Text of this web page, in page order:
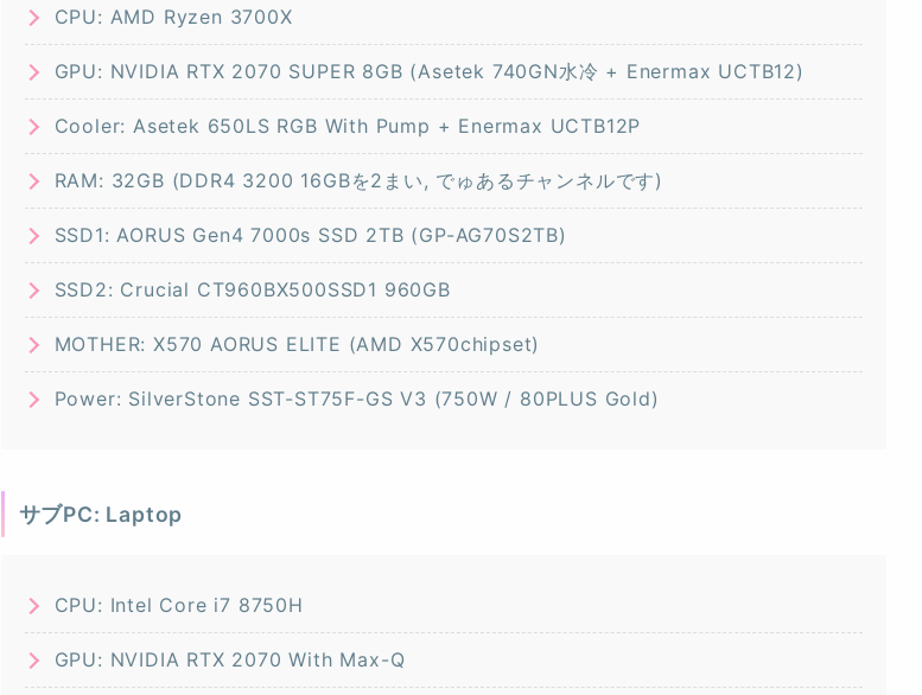
CPU: AMD Ryzen 3700X
GPU: NVIDIA RTX 2070 SUPER 8GB (Asetek 740GN水冷 + Enermax UCTB12)
Cooler: Asetek 650LS RGB With Pump + Enermax UCTB12P
RAM: 32GB (DDR4 3200 16GBを2まい, でゅあるチャンネルです)
SSD1: AORUS Gen4 7000s SSD 2TB (GP-AG70S2TB)
SSD2: Crucial CT960BX500SSD1 960GB
MOTHER: X570 AORUS ELITE (AMD X570chipset)
Power: SilverStone SST-ST75F-GS V3 (750W / 80PLUS Gold)
サブPC: Laptop
CPU: Intel Core i7 8750H
GPU: NVIDIA RTX 2070 With Max-Q